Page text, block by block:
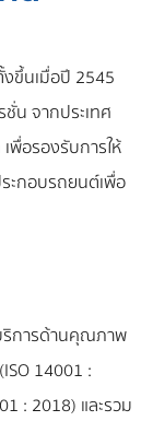
ขึ้นเมื่อปี 2545
น จากประเทศ
พื่อรองรับการให้
กอบรถยนต์เพื่อ
ริการด้านคุณภาพ
14001 :
: 2018) และรวม